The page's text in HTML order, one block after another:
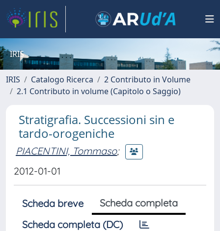
IRIS
IRIS Catalogo Ricerca
2 Contributo in Volume
2.1 Contributo in volume (Capitolo o Saggio)
Stratigrafia. Successioni sin e
tardo-orogeniche
PIACENTINI, Tommaso;
2012-01-01
Scheda breve
Scheda completa
Scheda completa (DC)